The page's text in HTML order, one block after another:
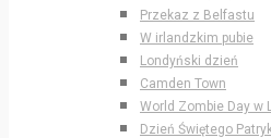
Przekaz z Belfastu
W irlandzkim pubie
Londyński dzień
Camden Town
World Zombie Day w
Dzień Świętego